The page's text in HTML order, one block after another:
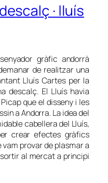
· lluís
gràfic andorrà
de realitzar una
Lluís Cartes per la
descalç. El Lluís havia
que el disseny i les
a Andorra. La idea del
cabellera del Lluís,
crear efectes gràfics
provar de plasmar a
al mercat a principi